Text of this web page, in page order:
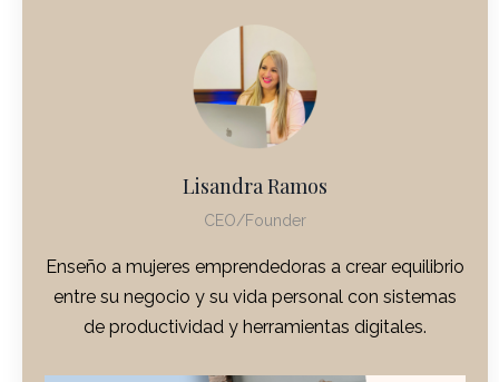
Lisandra Ramos
CEO/Founder
Enseño a mujeres emprendedoras a crear equilibrio
entre su negocio y su vida personal con sistemas
de productividad y herramientas digitales.